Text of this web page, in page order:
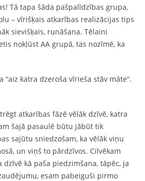
Tā tapa šāda pašpalīdzības grupa,
– vīrišķais atkarības realizācijas tips
sievišķais, runāšana. Tēlaini
nokļūst AA grupā, tas nozīmē, ka
“aiz katra dzeroša vīrieša stāv māte”.
atkarības fāzē vēlāk dzīvē, katra
šajā pasaulē būtu jābūt tik
sajūtu sniedzošam, ka vēlāk viņu
un viņš to pārdzīvos. Cilvēkam
kā paša piedzimšana, tāpēc, ja
esam pabeiguši pirmo